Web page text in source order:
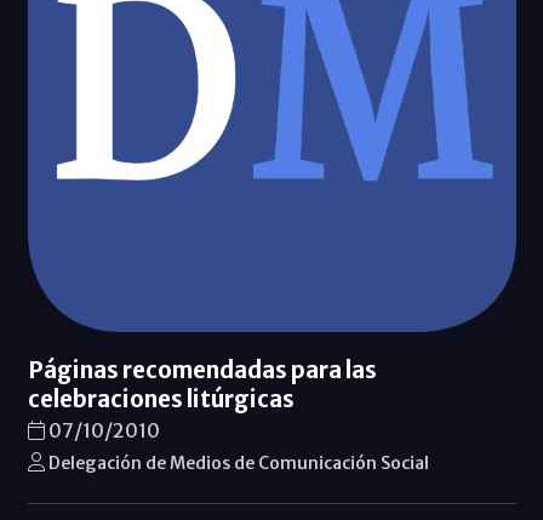
Páginas recomendadas para las
celebraciones litúrgicas
07/10/2010
Delegación de Medios de Comunicación Social